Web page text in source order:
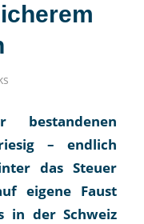
– endlich
das Steuer
eigene Faust
in der Schweiz